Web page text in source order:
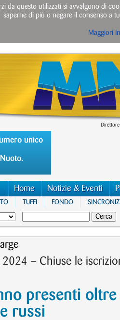
unico
Home Notizie & Eventi
TUFFI FONDO
– Chiuse le
presenti
russi
da questo utilizzati si avvalgono di
saperne di più o negare il consenso a
Maggiori